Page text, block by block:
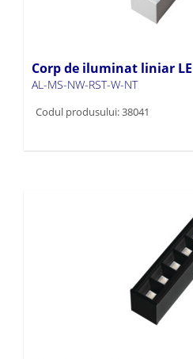
Corp de iluminat liniar
AL-MS-NW-RST-W-NT
Codul produsului: 38041